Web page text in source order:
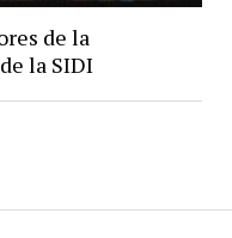
de la
la SIDI